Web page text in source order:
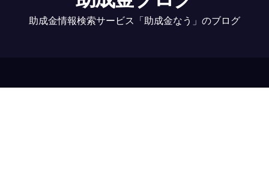
助成金情報検索サービス「助成金なう」のブログ